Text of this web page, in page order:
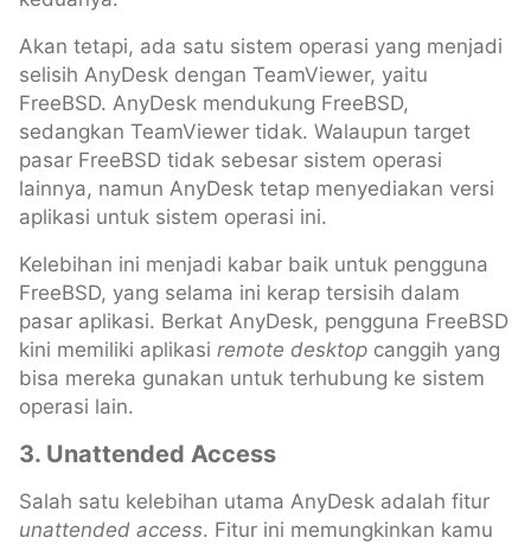
Akan tetapi, ada satu sistem operasi yang menjadi
selisih AnyDesk dengan TeamViewer, yaitu
FreeBSD. AnyDesk mendukung FreeBSD,
sedangkan TeamViewer tidak. Walaupun target
pasar FreeBSD tidak sebesar sistem operasi
lainnya, namun AnyDesk tetap menyediakan versi
aplikasi untuk sistem operasi ini.
Kelebihan ini menjadi kabar baik untuk pengguna
FreeBSD, yang selama ini kerap tersisih dalam
pasar aplikasi. Berkat AnyDesk, pengguna FreeBSD
kini memiliki aplikasi remote desktop canggih yang
bisa mereka gunakan untuk terhubung ke sistem
operasi lain.
3. Unattended Access
Salah satu kelebihan utama AnyDesk adalah fitur
unattended access. Fitur ini memungkinkan kamu